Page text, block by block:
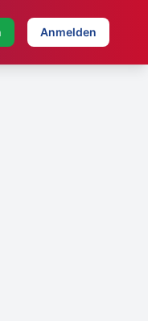
Anmelden